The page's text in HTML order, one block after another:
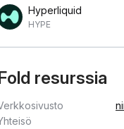
Hyperliquid
HYPE
resurssia